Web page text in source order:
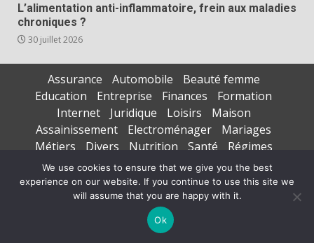
L’alimentation anti-inflammatoire, frein aux maladies
chroniques ?
30 juillet 2026
Assurance Automobile
Beauté femme
Education
Entreprise Finances
Formation
Internet
Juridique Loisirs
Maison
Assainissement
Electroménager
Mariages
Métiers
Divers Nutrition Santé
Régimes
Seniors
Sports
Vacances
Copyright © All rights reserved.|DarkNews
themes
We use cookies to ensure that we give you the best
experience on our website. If you continue to use this site we
will assume that you are happy with it.
Ok